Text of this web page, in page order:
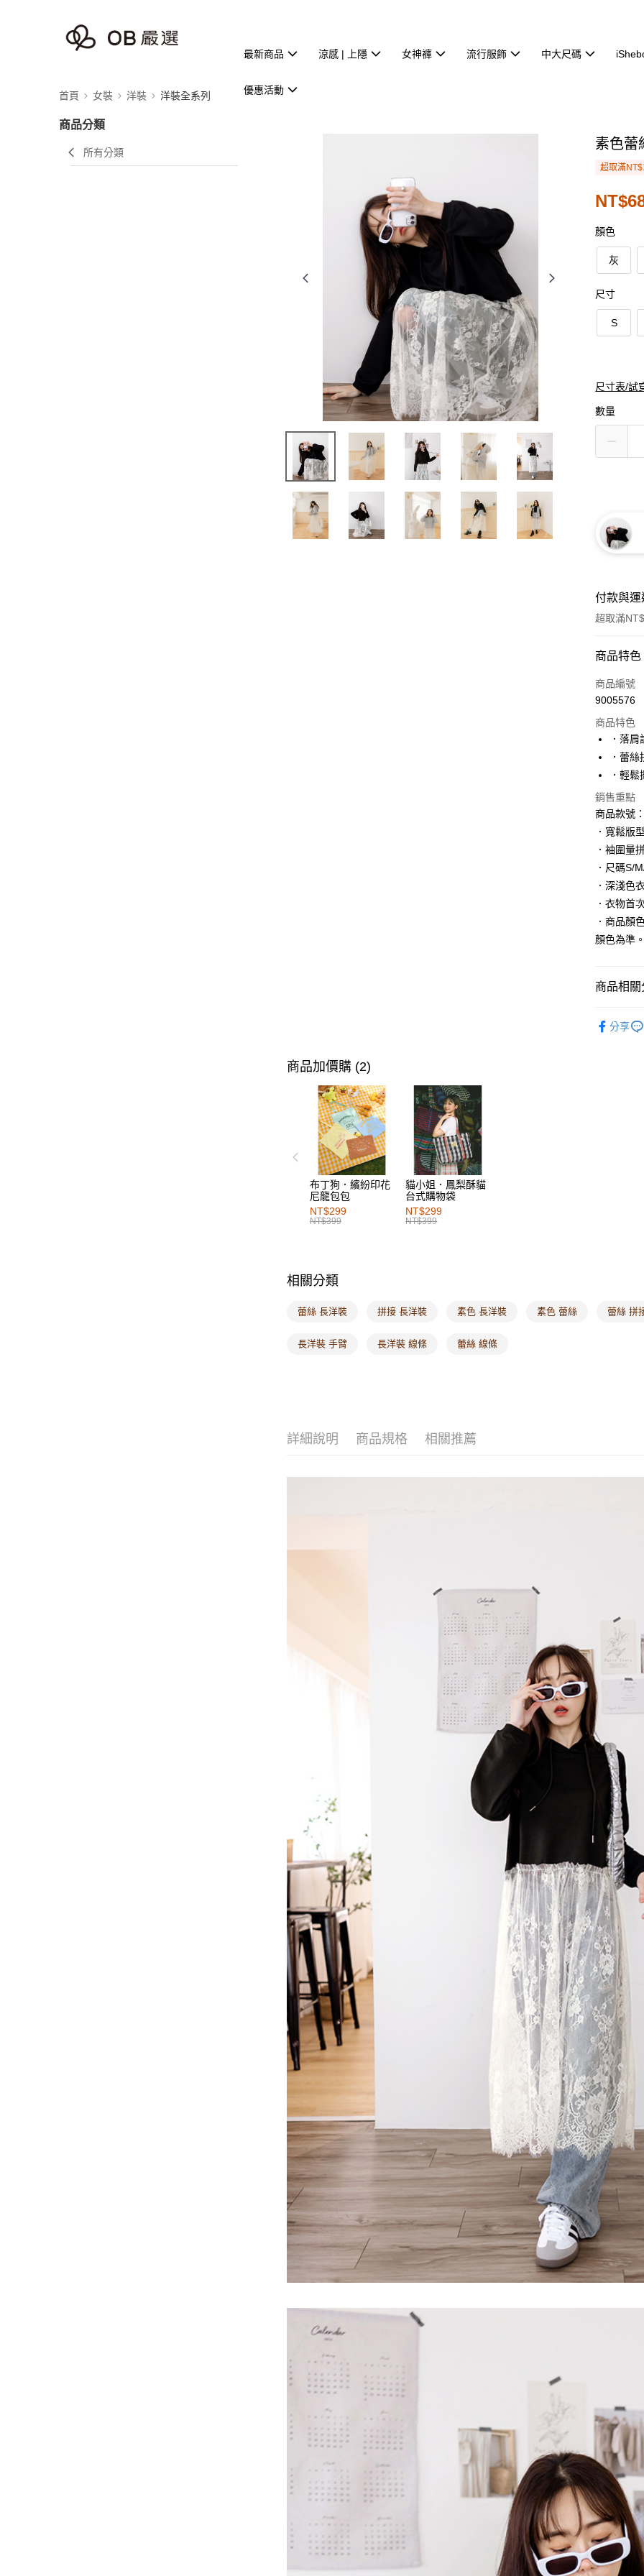
最新商品 涼感 | 上隱 女神褲 流行服飾 中大尺碼
優惠活動
首頁 女裝 洋裝 洋裝全系列
商品分類
所有分類
素色蕾
超取滿
顏色
灰
尺寸
S
尺寸表/試
數量
付款與
超取滿
付款方式
信用卡一
超商取貨
LINE Pay
運送方式
全家取貨
每筆
付款後全
每筆
每筆
商品特色
商品編號
9005576
商品特色
．落
．蕾
．輕
銷售重點
商品款號
．寬鬆版
．袖圍量
．尺碼S/
．深淺色
．衣物首
．商品顏
顏色為準
商品相關
分享
商品加價購 (2)
布丁狗．繽紛印花
尼龍包包
NT$299
NT$399
貓小姐．鳳梨酥貓
台式購物袋
NT$299
NT$399
相關分類
蕾絲 長洋裝 拼接 長洋裝 素色 長洋裝 素色 蕾絲 蕾絲 拼
長洋裝 手臂 長洋裝 線條 蕾絲 線條
詳細說明 商品規格 相關推薦